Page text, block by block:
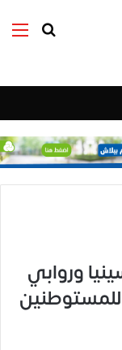
بحث عن
وروابي
للمستوطنين